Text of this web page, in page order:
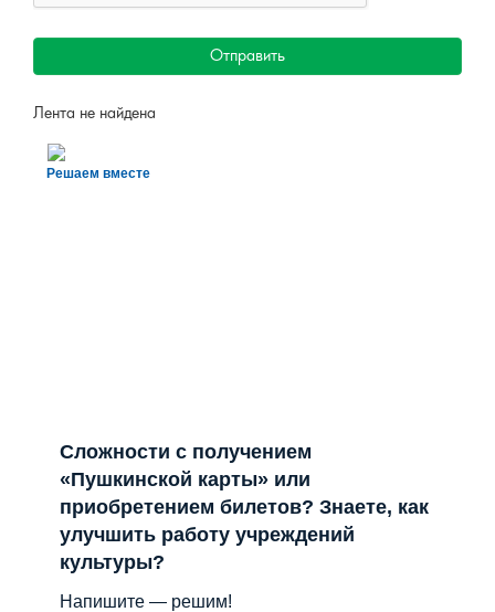
Отправить
Лента не найдена
Решаем вместе
Сложности с получением
«Пушкинской карты» или
приобретением билетов? Знаете, как
улучшить работу учреждений
культуры?
Напишите — решим!